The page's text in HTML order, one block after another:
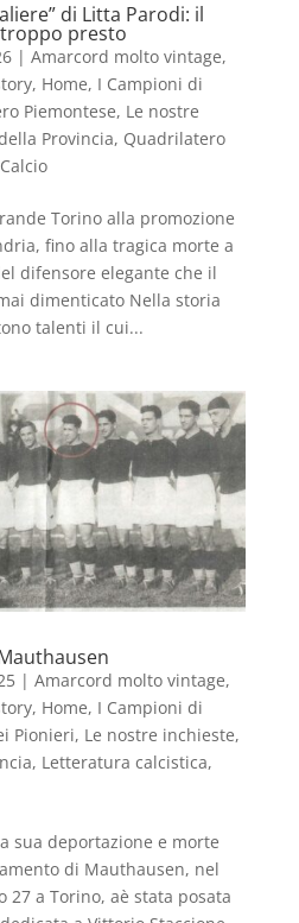
di Litta Parodi: il
presto
| Amarcord molto vintage,
, Home, I Campioni di
Piemontese, Le nostre
Provincia, Quadrilatero
Torino alla promozione
fino alla tragica morte a
difensore elegante che il
dimenticato Nella storia
talenti il cui...
| Amarcord molto vintage,
, Home, I Campioni di
Pionieri, Le nostre inchieste,
, Letteratura calcistica,
sua deportazione e morte
di Mauthausen, nel
27 a Torino, aè stata posata